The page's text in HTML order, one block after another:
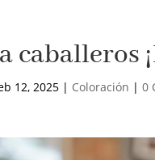
caballeros
12, 2025 | Coloración |0